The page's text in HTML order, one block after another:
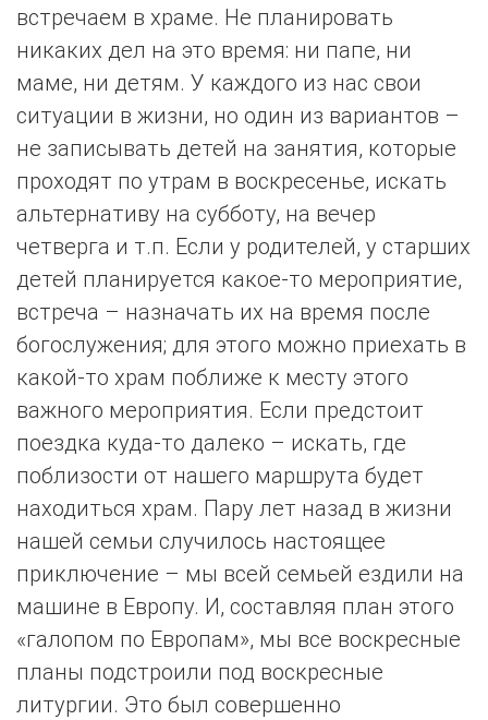
встречаем в храме. Не планировать
никаких дел на это время: ни папе, ни
маме, ни детям. У каждого из нас свои
ситуации в жизни, но один из вариантов –
не записывать детей на занятия, которые
проходят по утрам в воскресенье, искать
альтернативу на субботу, на вечер
четверга и т.п. Если у родителей, у старших
детей планируется какое-то мероприятие,
встреча – назначать их на время после
богослужения; для этого можно приехать в
какой-то храм поближе к месту этого
важного мероприятия. Если предстоит
поездка куда-то далеко – искать, где
поблизости от нашего маршрута будет
находиться храм. Пару лет назад в жизни
нашей семьи случилось настоящее
приключение – мы всей семьей ездили на
машине в Европу. И, составляя план этого
«галопом по Европам», мы все воскресные
планы подстроили под воскресные
литургии. Это был совершенно